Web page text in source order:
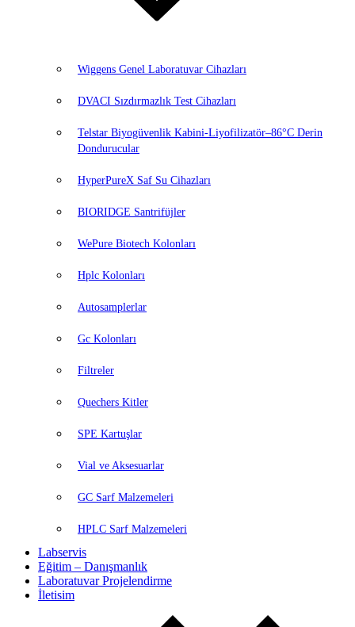
Wiggens Genel Laboratuvar Cihazları
DVACI Sızdırmazlık Test Cihazları
Telstar Biyogüvenlik Kabini-Liyofilizatör–86°C Derin
Dondurucular
HyperPureX Saf Su Cihazları
BIORIDGE Santrifüjler
WePure Biotech Kolonları
Hplc Kolonları
Autosamplerlar
Gc Kolonları
Filtreler
Quechers Kitler
SPE Kartuşlar
Vial ve Aksesuarlar
GC Sarf Malzemeleri
HPLC Sarf Malzemeleri
Labservis
Eğitim – Danışmanlık
Laboratuvar Projelendirme
İletisim